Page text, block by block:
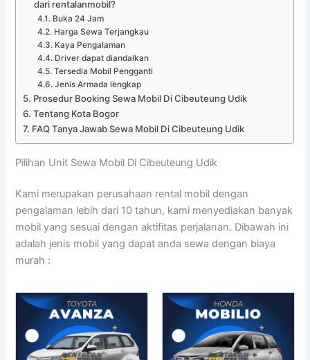
dari rentalanmobil?
Buka 24 Jam
Harga Sewa Terjangkau
Kaya Pengalaman
Driver dapat diandalkan
Tersedia Mobil Pengganti
Jenis Armada lengkap
Prosedur Booking Sewa Mobil Di Cibeuteung Udik
Tentang Kota Bogor
FAQ Tanya Jawab Sewa Mobil Di Cibeuteung Udik
Pilihan Unit Sewa Mobil Di Cibeuteung Udik
Kami merupakan perusahaan rental mobil dengan
pengalaman lebih dari 10 tahun, kami menyediakan banyak
mobil yang sesuai dengan aktifitas perjalanan. Dibawah ini
adalah jenis mobil yang dapat anda sewa dengan biaya
murah :